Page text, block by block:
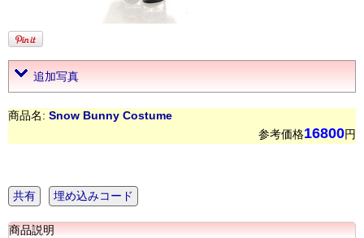
追加写真
商品名: Snow Bunny Costume
参考価格16800円
共有 埋め込みコード
商品説明